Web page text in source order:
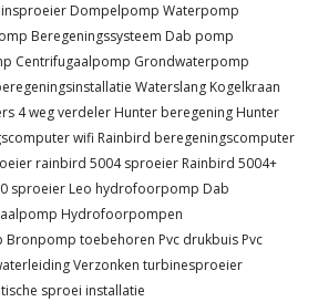
Dompelpomp Waterpomp
Beregeningssysteem Dab pomp
Centrifugaalpomp Grondwaterpomp
Waterslang Kogelkraan
4 weg verdeler Hunter beregening Hunter
wifi Rainbird beregeningscomputer
rainbird 5004 sproeier Rainbird 5004+
sproeier Leo hydrofoorpomp Dab
Hydrofoorpompen
Bronpomp toebehoren Pvc drukbuis Pvc
Verzonken turbinesproeier
sproei installatie